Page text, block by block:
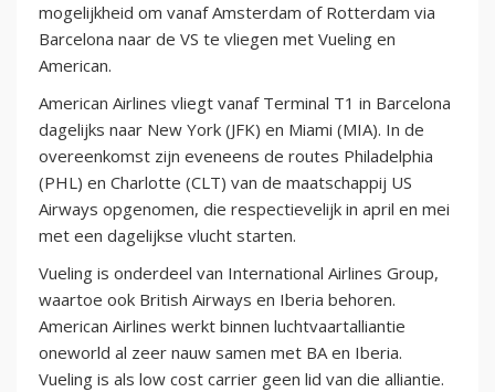
mogelijkheid om vanaf Amsterdam of Rotterdam via
Barcelona naar de VS te vliegen met Vueling en
American.
American Airlines vliegt vanaf Terminal T1 in Barcelona
dagelijks naar New York (JFK) en Miami (MIA). In de
overeenkomst zijn eveneens de routes Philadelphia
(PHL) en Charlotte (CLT) van de maatschappij US
Airways opgenomen, die respectievelijk in april en mei
met een dagelijkse vlucht starten.
Vueling is onderdeel van International Airlines Group,
waartoe ook British Airways en Iberia behoren.
American Airlines werkt binnen luchtvaartalliantie
oneworld al zeer nauw samen met BA en Iberia.
Vueling is als low cost carrier geen lid van die alliantie.